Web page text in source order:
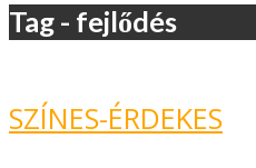
Tag - fejlődés
SZÍNES-ÉRDEKES